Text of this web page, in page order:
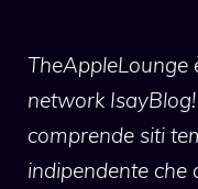
TheAppleLounge
network
comprende siti
indipendente che